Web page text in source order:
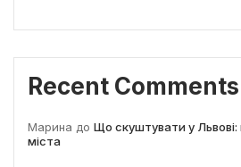
Recent Comments
Марина до Що скуштувати у Львові:
міста